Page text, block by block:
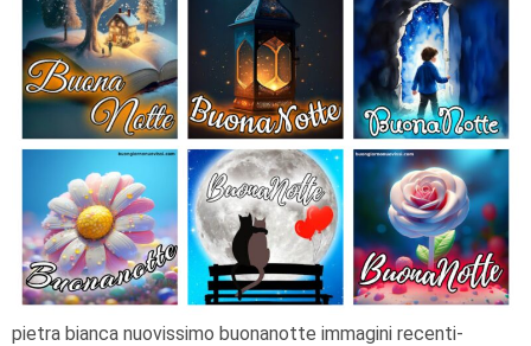
pietra bianca nuovissimo buonanotte immagini recenti-